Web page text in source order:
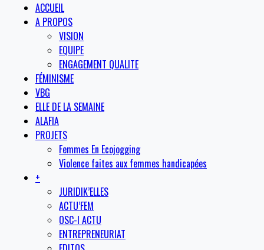
ACCUEIL
A PROPOS
VISION
EQUIPE
ENGAGEMENT QUALITE
FÉMINISME
VBG
ELLE DE LA SEMAINE
ALAFIA
PROJETS
Femmes En Ecojogging
Violence faites aux femmes handicapées
+
JURIDIK’ELLES
ACTU’FEM
OSC-I ACTU
ENTREPRENEURIAT